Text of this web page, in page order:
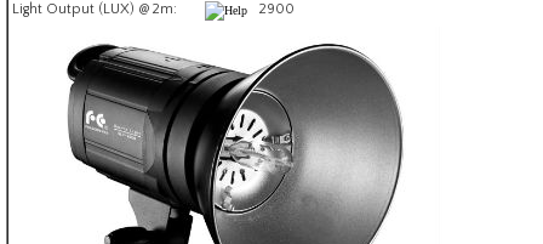
Light Output (LUX) @ 2m:
2900